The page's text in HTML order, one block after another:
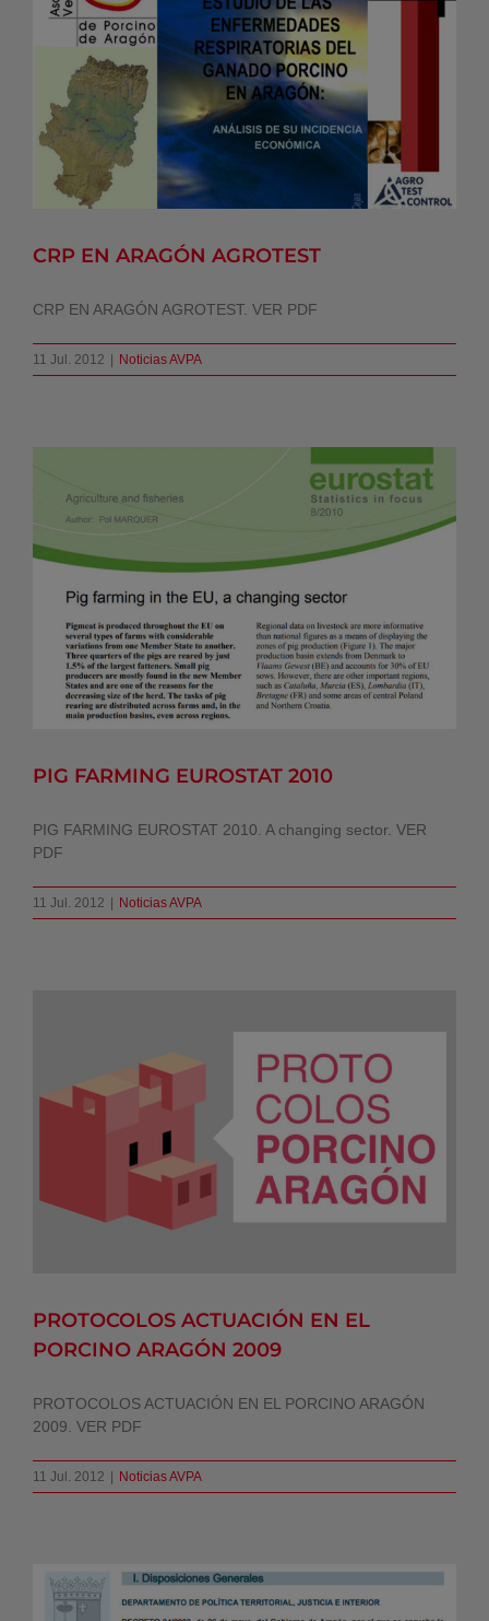
CRP EN ARAGÓN AGROTEST
Noticias AVPA
CRP EN ARAGÓN AGROTEST
CRP EN ARAGÓN AGROTEST. VER PDF
11 Jul. 2012 | Noticias AVPA
Noticias AVPA
PIG FARMING EUROSTAT 2010
PIG FARMING EUROSTAT 2010. A changing sector. VER
PDF
11 Jul. 2012 Noticias AVPA
PROTOCOLOS ACTUACIÓN EN EL
PORCINO ARAGÓN 2009
Noticias AVPA
PROTOCOLOS ACTUACIÓN EN EL
PORCINO ARAGÓN 2009
PROTOCOLOS ACTUACIÓN EN EL PORCINO ARAGÓN
2009. VER PDF
11 Jul. 2012 Noticias AVPA